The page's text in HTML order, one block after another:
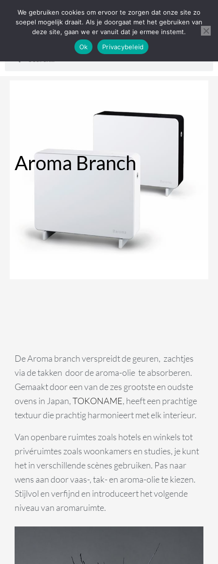
naar
0
Aroma Branch
De Aroma branch verspreidt de geuren, zachtjes
via de takken door de aroma-olie te absorberen.
Gemaakt door een van de zes grootste en oudste
ovens in Japan,TOKONAME, heeft een prachtige
textuur die prachtig harmonieert met elk interieur.
Van openbare ruimtes zoals hotels en winkels tot
privéruimtes zoals woonkamers en studies, je kunt
het in verschillende scènes gebruiken. Pas naar
wens aan door vaas-, tak- en aroma-olie te kiezen.
Stijlvol en verfijnd en introduceert het volgende
niveau van aromaruimte.
We gebruiken cookies om ervoor te zorgen dat onze site zo
soepel mogelijk draait. Als je doorgaat met het gebruiken van
deze site, gaan we er vanuit dat je ermee instemt.
Ok
Privacybeleid